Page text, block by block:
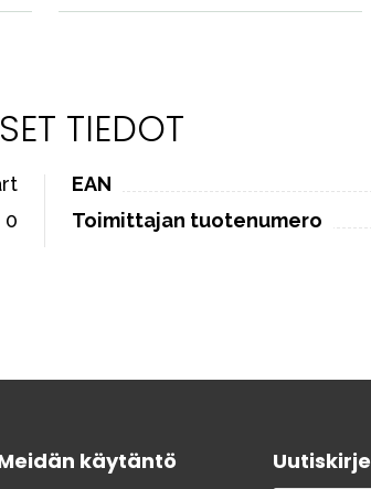
TIEDOT
0
EAN
Toimittajan tuotenumero
käytäntö Uutiskirje